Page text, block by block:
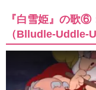
『白雪姫』の歌⑥
（Blludle-Uddle-